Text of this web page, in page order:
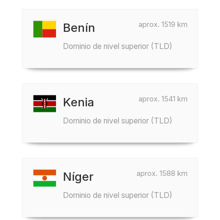
aprox. 1519 km
Benín
Dominio de nivel superior (TLD)
aprox. 1541 km
Kenia
Dominio de nivel superior (TLD)
aprox. 1588 km
Níger
Dominio de nivel superior (TLD)